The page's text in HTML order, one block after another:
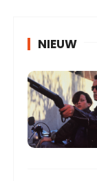
NIEUW